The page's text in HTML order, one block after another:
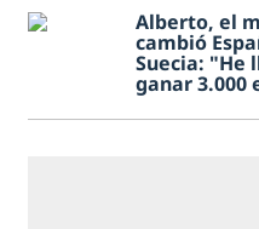
Alberto, el
cambió
Suecia: "He
ganar 3.000